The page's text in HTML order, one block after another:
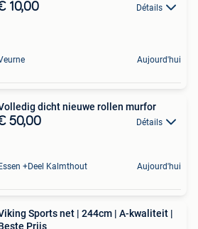
10,00 Détails
Aujourd'hui
dicht nieuwe rollen murfor
50,00 Détails
Essen +Deel Kalmthout Aujourd'hui
Sports net | 244cm | A-kwaliteit |
Prijs